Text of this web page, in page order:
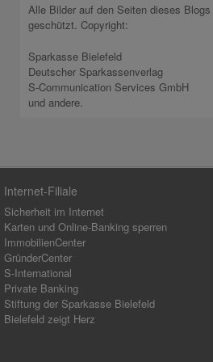
Alle Bilder auf den Seiten dieses
geschützt. Copyright:
Sparkasse Bielefeld
Deutscher Sparkassenverlag
S-Communication Services GmbH
und andere.
Internet-Filiale
Sicherheit im Internet
Karten und Online-Banking sperren
ImmobilienCenter
GründerCenter
S-International
Private Banking
Stiftung der Sparkasse Bielefeld
Bielefeld zeigt Herz